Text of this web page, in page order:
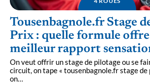
Tousenbagnole.fr Stage
Prix : quelle formule
meilleur rapport
On veut offrir un stage de pilotage ou se
circuit, on tape « tousenbagnole.fr stage
on…